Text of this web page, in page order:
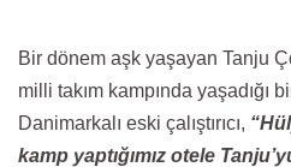
Bir dönem aşk yaşayan Tanju
milli takım kampında yaşadığı
Danimarkalı eski çalıştırıcı,
kamp yaptığımız otele